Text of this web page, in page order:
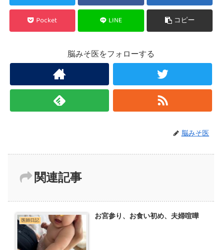
Pocket LINE コピー
脳みそ医をフォローする
脳みそ医
関連記事
医師日記 お宮参り、お食い初め、夫婦喧嘩